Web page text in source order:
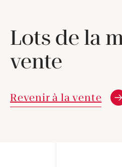
Lots de la
vente
Revenir à la vente